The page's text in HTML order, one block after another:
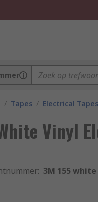
/ Tapes / Electrical Tapes
Vinyl
: 3M 155